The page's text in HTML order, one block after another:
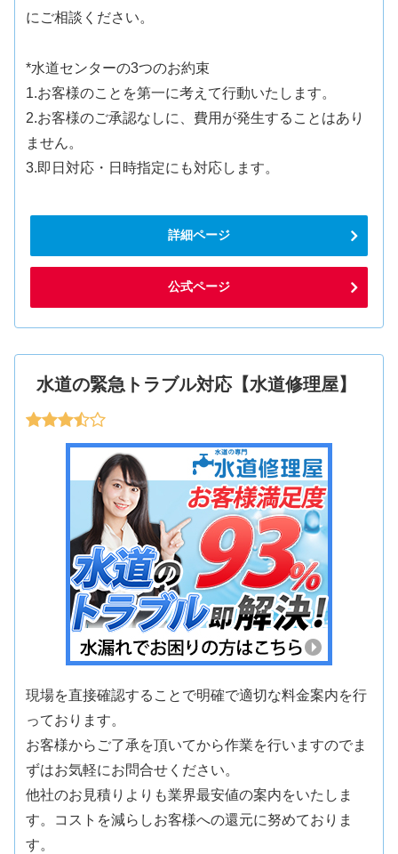
にご相談ください。
*水道センターの3つのお約束
1.お客様のことを第一に考えて行動いたします。
2.お客様のご承認なしに、費用が発生することはあり
ません。
3.即日対応・日時指定にも対応します。
詳細ページ
公式ページ
水道の緊急トラブル対応【水道修理屋】
現場を直接確認することで明確で適切な料金案内を行
っております。
お客様からご了承を頂いてから作業を行いますのでま
ずはお気軽にお問合せください。
他社のお見積りよりも業界最安値の案内をいたしま
す。コストを減らしお客様への還元に努めておりま
す。